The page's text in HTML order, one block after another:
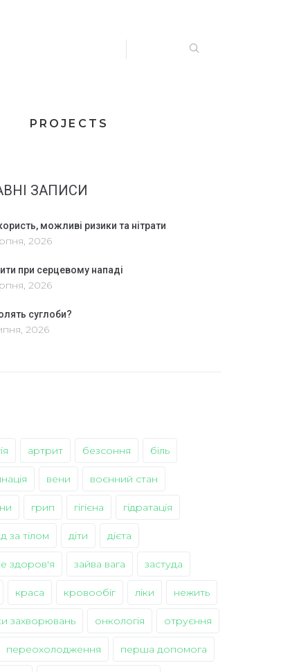
PROJECTS
ЗАПИСИ
можливі ризики та нітрати
2026
при серцевому нападі
2026
суглоби?
2026
артрит безсоння біль
вени воєнний стан
грип гігієна гідратація
за тілом діти дієта
здоров'я зайва вага застуда
краса кровообіг ліки нежить
захворювань онкологія отруєння
переохолодження перша допомога